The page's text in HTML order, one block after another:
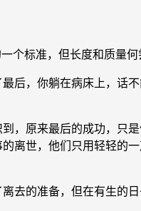
个标准，但长度和质量何
，你躺在病床上，话不
原来最后的成功，只
离世，他们只用轻轻的
的准备，但在有生的